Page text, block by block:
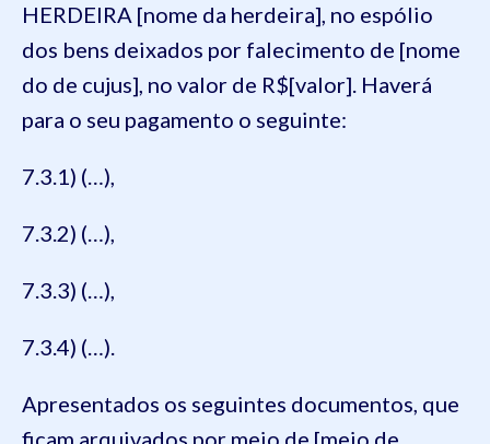
HERDEIRA [nome da herdeira], no espólio
dos bens deixados por falecimento de [nome
do de cujus], no valor de R$[valor]. Haverá
para o seu pagamento o seguinte:
7.3.1) (…),
7.3.2) (…),
7.3.3) (…),
7.3.4) (…).
Apresentados os seguintes documentos, que
ficam arquivados por meio de [meio de